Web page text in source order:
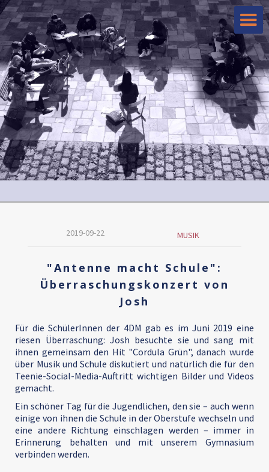
2019-09-22 MUSIK
"Antenne macht Schule":
Überraschungskonzert von
Josh
Für die SchülerInnen der 4DM gab es im Juni 2019 eine
riesen Überraschung: Josh besuchte sie und sang mit
ihnen gemeinsam den Hit "Cordula Grün", danach wurde
über Musik und Schule diskutiert und natürlich die für den
Teenie-Social-Media-Auftritt wichtigen Bilder und Videos
gemacht.
Ein schöner Tag für die Jugendlichen, den sie – auch wenn
einige von ihnen die Schule in der Oberstufe wechseln und
eine andere Richtung einschlagen werden – immer in
Erinnerung behalten und mit unserem Gymnasium
verbinden werden.